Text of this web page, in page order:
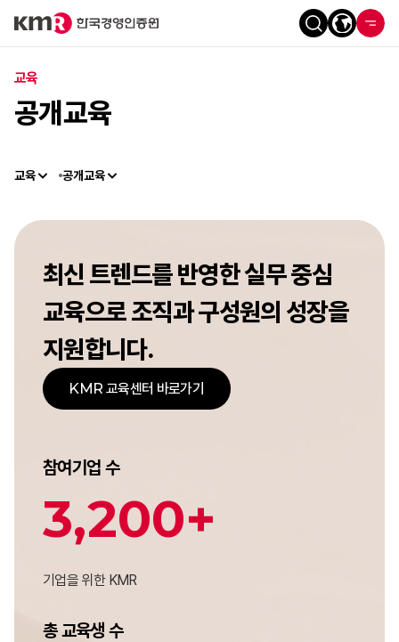
교육
공개교육
교육 공개교육
최신 트렌드를 반영한 실무 중심
교육으로조직과 구성원의 성장을
지원합니다.
KMR 교육센터 바로가기
참여기업 수
3,200+
기업을 위한 KMR
총 교육생 수